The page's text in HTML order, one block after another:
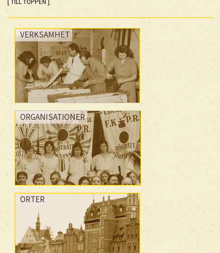
[ TILL TOPPEN ]
VERKSAMHET
ORGANISATIONER
ORTER